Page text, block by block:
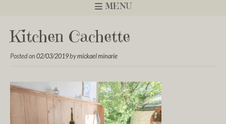
MENU
Kitchen Cachette
Posted on 02/03/2019bymickael minarie